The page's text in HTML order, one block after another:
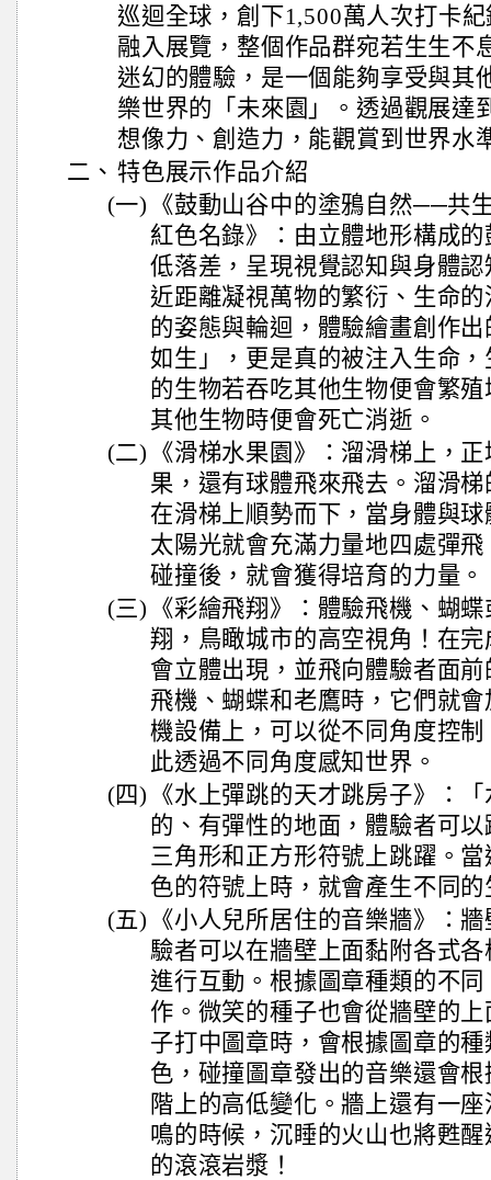
巡迴全球，創下1,500萬人次打卡
融入展覽，整個作品群宛若生生不
迷幻的體驗，是一個能夠享受與其
樂世界的「未來園」。透過觀展達
想像力、創造力，能觀賞到世界水
二、 特色展示作品介紹
(一)
《鼓動山谷中的塗鴉自然──共
紅色名錄》：由立體地形構成
低落差，呈現視覺認知與身體
近距離凝視萬物的繁衍、生命
的姿態與輪迴，體驗繪畫創作
如生」，更是真的被注入生命
的生物若吞吃其他生物便會繁
其他生物時便會死亡消逝。
(二)
《滑梯水果園》：溜滑梯上，
果，還有球體飛來飛去。溜滑
在滑梯上順勢而下，當身體與
太陽光就會充滿力量地四處彈
碰撞後，就會獲得培育的力量。
(三)
《彩繪飛翔》：體驗飛機、蝴
翔，鳥瞰城市的高空視角！在
會立體出現，並飛向體驗者面
飛機、蝴蝶和老鷹時，它們就
機設備上，可以從不同角度控
此透過不同角度感知世界。
(四)
《水上彈跳的天才跳房子》：
的、有彈性的地面，體驗者可
三角形和正方形符號上跳躍。
色的符號上時，就會產生不同
(五)
《小人兒所居住的音樂牆》：
驗者可以在牆壁上面黏附各式
進行互動。根據圖章種類的不
作。微笑的種子也會從牆壁的
子打中圖章時，會根據圖章的
色，碰撞圖章發出的音樂還會
階上的高低變化。牆上還有一
鳴的時候，沉睡的火山也將甦
的滾滾岩漿！